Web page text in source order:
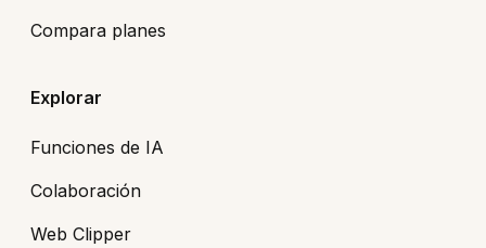
Compara planes
Explorar
Funciones de IA
Colaboración
Web Clipper